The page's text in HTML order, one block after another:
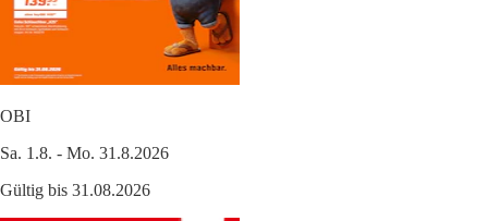
OBI
Sa. 1.8. - Mo. 31.8.2026
Gültig bis 31.08.2026